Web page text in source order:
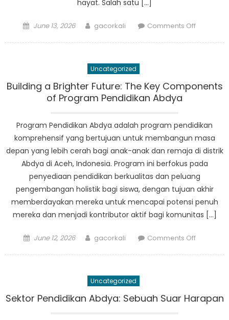
hayat. Salah satu […]
Posted
June 13, 2026 Author
gacorkali Comments Offon
Langkah
Siswa
yang
Lebih
Cerah
Uncategorized
Building a Brighter Future: The Key Components
of Program Pendidikan Abdya
Program Pendidikan Abdya adalah program pendidikan
komprehensif yang bertujuan untuk membangun masa
depan yang lebih cerah bagi anak-anak dan remaja di distrik
Abdya di Aceh, Indonesia. Program ini berfokus pada
penyediaan pendidikan berkualitas dan peluang
pengembangan holistik bagi siswa, dengan tujuan akhir
memberdayakan mereka untuk mencapai potensi penuh
mereka dan menjadi kontributor aktif bagi komunitas […]
Posted
June 12, 2026 Author
gacorkali Comments Offon
The
Key
Uncategorized
Sektor Pendidikan Abdya: Sebuah Suar Harapan